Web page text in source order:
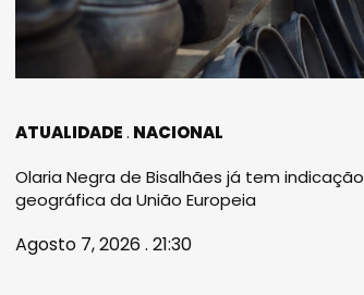
ATUALIDADE NACIONAL
Olaria Negra de Bisalhães já tem indicação
geográfica da União Europeia
Agosto 7, 2026 . 21:30